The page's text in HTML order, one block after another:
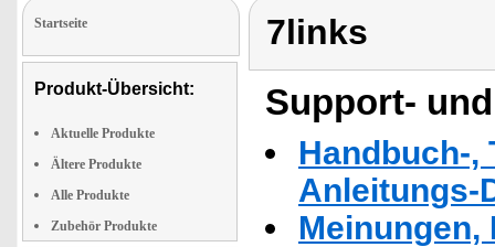
Startseite
Produkt-Übersicht:
Aktuelle Produkte
Ältere Produkte
Alle Produkte
Zubehör Produkte
7links
Support-
Handbuch-,
Anleitungs-